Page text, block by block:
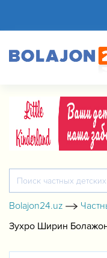
Bolajon24.uz
Зухро Ширин